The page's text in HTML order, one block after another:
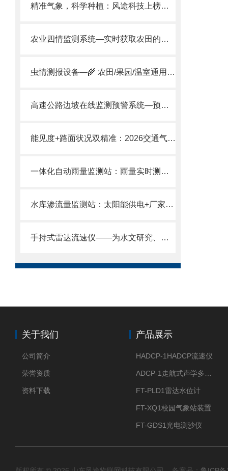
精准气象，科学种植：风途科技上榜农业气象站，为您的丰收保驾护航
农业四情监测系统—实时获取农田的各类信息2024顺丰包邮
虫情测报设备—🌾 农田/果园/温室通用满足虫情预测预报及标本采集需要。
高速公路边坡在线监测预警系统—预测潜在危害的GNSS监测站@2024全国发货
能见度+路面状况双精准：2026交通气象站TOP厂家/风途科技
一体化自动雨量监测站：雨量实时测，数据自动传，无人值守更省心
水库渗流量监测站：太阳能供电+厂家直供，适配堤防/尾矿坝安全监测
手持式雷达流速仪——为水文研究、水利工程提供科学精准的数据支持。
关于我们
公司简介
荣誉资质
资料下载
产品展示
HADCP-1HADCP流速仪
FT-PLD1雷达水位计
FT-XQ1校园气象站装置
FT-GDS1光电测沙仪